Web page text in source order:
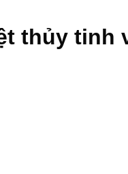
thủy tinh